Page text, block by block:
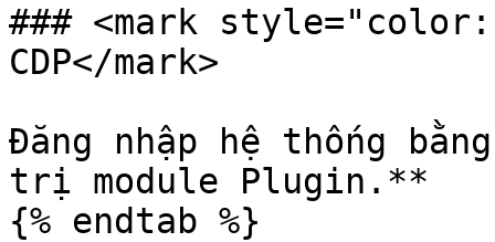
### <mark
CDP</mark>
Đăng nhập hệ thống
trị module Plugin.**
{% endtab %}